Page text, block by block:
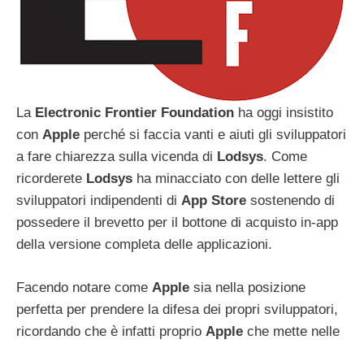
La Electronic Frontier Foundation ha oggi insistito
con Apple perché si faccia vanti e aiuti gli sviluppatori
a fare chiarezza sulla vicenda di Lodsys. Come
ricorderete Lodsys ha minacciato con delle lettere gli
sviluppatori indipendenti di App Store sostenendo di
possedere il brevetto per il bottone di acquisto in-app
della versione completa delle applicazioni.
Facendo notare come Apple sia nella posizione
perfetta per prendere la difesa dei propri sviluppatori,
ricordando che è infatti proprio Apple che mette nelle